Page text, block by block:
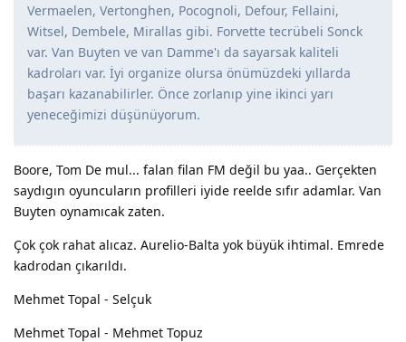
Vermaelen, Vertonghen, Pocognoli, Defour, Fellaini,
Witsel, Dembele, Mirallas gibi. Forvette tecrübeli Sonck
var. Van Buyten ve van Damme'ı da sayarsak kaliteli
kadroları var. İyi organize olursa önümüzdeki yıllarda
başarı kazanabilirler. Önce zorlanıp yine ikinci yarı
yeneceğimizi düşünüyorum.
Boore, Tom De mul... falan filan FM değil bu yaa.. Gerçekten
saydıgın oyuncuların profilleri iyide reelde sıfır adamlar. Van
Buyten oynamıcak zaten.
Çok çok rahat alıcaz. Aurelio-Balta yok büyük ihtimal. Emrede
kadrodan çıkarıldı.
Mehmet Topal - Selçuk
Mehmet Topal - Mehmet Topuz